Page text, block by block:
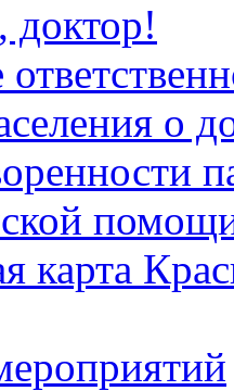
доктор!
о
карта